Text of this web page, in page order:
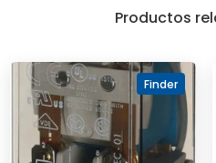
Productos
Finder